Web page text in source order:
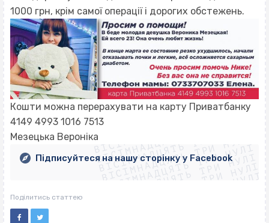
1000 грн, крім самої операції і дорогих обстежень.
Кошти можна перерахувати на карту Приватбанку
4149 4993 1016 7513
Мезецька ВеронікаВІСІМНАДЦЯТЬ ТРИ НУЛІ
ВІСІМНАДЦЯТЬ ТРИ НУЛІ
ВІСІМНАДЦЯТЬ ТРИ НУЛІ
ВІСІМНАДЦЯТЬ ТРИ НУЛІ
ВІСІМНАДЦЯТЬ ТРИ НУЛІ
ВІСІМНАДЦЯТЬ ТРИ НУЛІ
ВІСІМНАДЦЯТЬ ТРИ НУЛІ
ВІСІМНАДЦЯТЬ ТРИ НУЛІ
Підписуйтеся на нашу сторінку у Facebook
Поділитись статтею